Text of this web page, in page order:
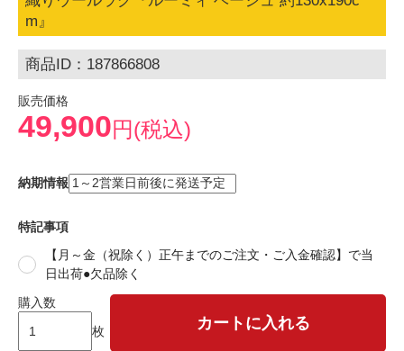
m』
商品ID：187866808
販売価格
49,900円(税込)
納期情報
特記事項
【月～金（祝除く）正午までのご注文・ご入金確認】で当
日出荷●欠品除く
購入数
枚
カートに入れる